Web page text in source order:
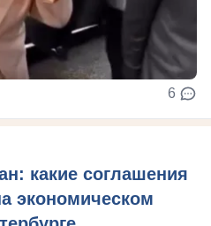
6
какие соглашения
экономическом